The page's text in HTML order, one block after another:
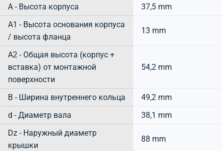
А - Высота корпуса
37,5 mm
A1 - Высота основания корпуса
/ высота фланца
13 mm
A2 - Общая высота (корпус +
вставка) от монтажной
поверхности
54,2 mm
B - Ширина внутреннего кольца
49,2 mm
d - Диаметр вала
38,1 mm
Dz - Наружный диаметр
крышки
88 mm